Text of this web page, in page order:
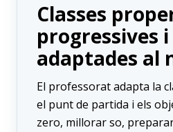
Classes
progressives i
adaptades al
El professorat adapta la
el punt de partida i els
zero, millorar so,